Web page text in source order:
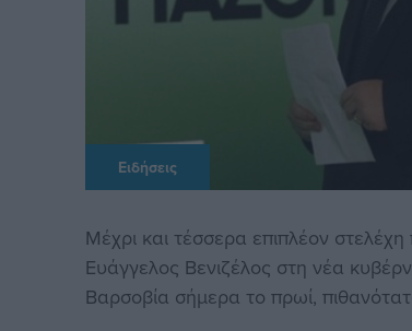
Ειδήσεις
Μέχρι και τέσσερα επιπλέον
Ευάγγελος Βενιζέλος στη νέα
Βαρσοβία σήμερα το πρωί,